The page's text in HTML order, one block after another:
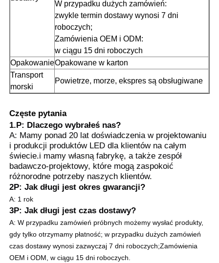
W przypadku dużych zamówień:
zwykle termin dostawy wynosi 7 dni
roboczych;
Zamówienia OEM i ODM:
w ciągu 15 dni roboczych
OpakowanieOpakowane w karton
Transport
morski
Powietrze, morze, ekspres są obsługiwane
Częste pytania
1.P: Dlaczego wybrałeś nas?
A: Mamy ponad 20 lat doświadczenia w projektowaniu
i produkcji produktów LED dla klientów na całym
świecie.i mamy własną fabrykę, a także zespół
badawczo-projektowy, które mogą zaspokoić
różnorodne potrzeby naszych klientów.
2P: Jak długi jest okres gwarancji?
A: 1 rok
3P: Jak długi jest czas dostawy?
A: W przypadku zamówień próbnych możemy wysłać produkty,
gdy tylko otrzymamy płatność; w przypadku dużych zamówień
czas dostawy wynosi zazwyczaj 7 dni roboczych;Zamówienia
OEM i ODM, w ciągu 15 dni roboczych.